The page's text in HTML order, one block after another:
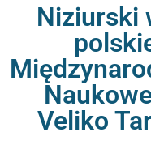
Niziurski
Veliko